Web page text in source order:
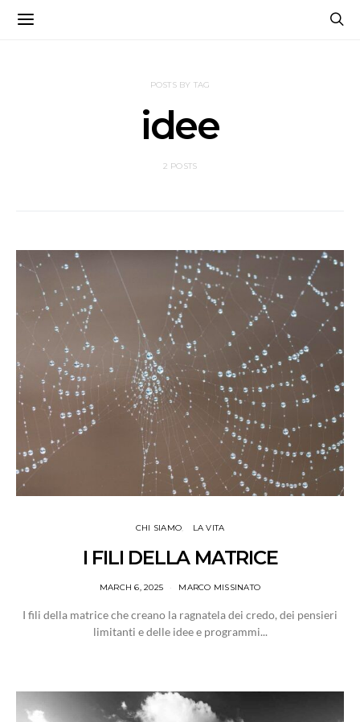
POSTS BY TAG
idee
2 POSTS
CHI SIAMO LA VITA
I FILI DELLA MATRICE
MARCH 6, 2025 MARCO MISSINATO
I fili della matrice che creano la ragnatela dei credo, dei pensieri
limitanti e delle idee e programmi...